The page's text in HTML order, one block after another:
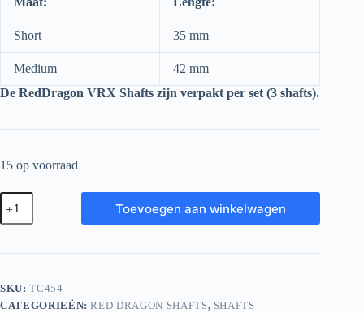
Short 35 mm
Medium
42 mm
De RedDragon VRX Shafts zijn verpakt per set (3 shafts).
15 op voorraad
Red
Dragon
VRX
Short
Toevoegen aan winkelwagen
SKU:TC454
CATEGORIEËN:RED DRAGON SHAFTS, SHAFTS